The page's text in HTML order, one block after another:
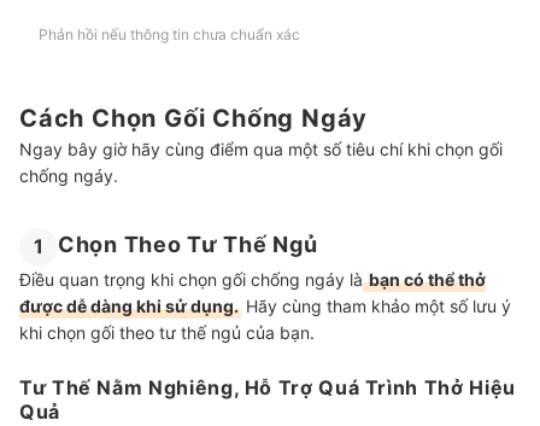
Phản hồi nếu thông tin chưa chuẩn xác
Cách Chọn Gối Chống Ngáy
Ngay bây giờ hãy cùng điểm qua một số tiêu chí khi chọn gối
chống ngáy.
1 Chọn Theo Tư Thế Ngủ
Điều quan trọng khi chọn gối chống ngáy làbạn có thể thở
được dễ dàng khi sử dụng. Hãy cùng tham khảo một số lưu ý
khi chọn gối theo tư thế ngủ của bạn.
Tư Thế Nằm Nghiêng, Hỗ Trợ Quá Trình Thở Hiệu
Quả